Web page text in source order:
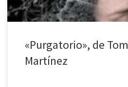
«Purgatorio», de
Martínez